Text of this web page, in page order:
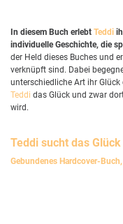
In diesem Buch erlebt Teddi
individuelle Geschichte, die
der Held dieses Buches und
verknüpft sind. Dabei
unterschiedliche Art ihr
Teddi das Glück und zwar
wird.
Teddi sucht das Glück
Gebundenes Hardcover-